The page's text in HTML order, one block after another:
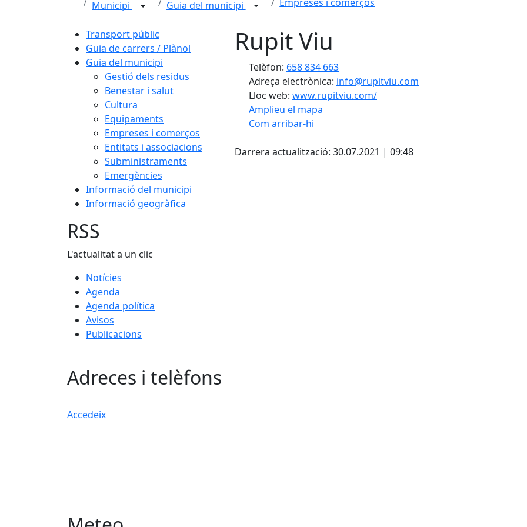
Municipi Guia del municipi
Transport públic
Guia de carrers / Plànol
Guia del municipi
Gestió dels residus
Benestar i salut
Cultura
Equipaments
Empreses i comerços
Entitats i associacions
Subministraments
Emergències
Informació del municipi
Informació geogràfica
Rupit Viu
Telèfon: 658 834 663
Adreça electrònica: info@rupitviu.com
Lloc web: www.rupitviu.com/
Amplieu el mapa
Com arribar-hi
+
Darrera actualització: 30.07.2021 | 09:48
RSS
L'actualitat a un clic
Notícies
Agenda
Agenda política
Avisos
Publicacions
Adreces i telèfons
Accedeix